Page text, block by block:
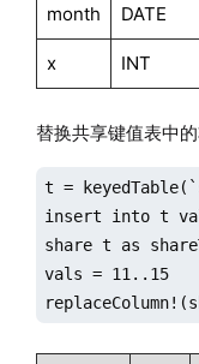
month DATE
x INT
替换共享键值表中
t =
insert into t
share t as
vals = 11..15